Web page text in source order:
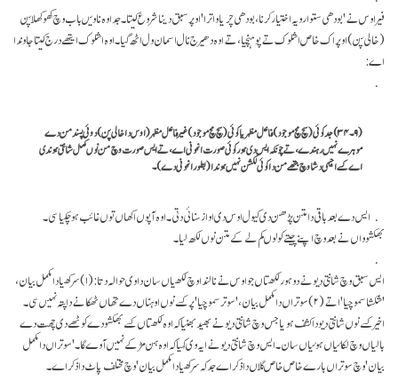
فیر اوس نے 'بودھی ستوا رویہ اختیار کرنا، بودھی چریاواترا' اوپر سبق دینا شروع کیتا۔ جد اوہ ناویں باب وچ کھوکھلا پن
(خالی پن) اوپر اک خاص اشلوک تے پوہنچیا، تے اوہ دھیرج نال اسمان ول اٹھ گیا۔ اوہ اشلوک ایتھے درج کیتا جاوندا
اے:
(۹۔۳۴) جد کوئی (سچ مچ موجود) فاعل مظہر یا کوئی (سچ مچ موجود) غیر فاعل مظہر (اوس دا خالی پن) دوئی پسند من دے
موہرے نہیں رہندے، تے چونکہ ایس دی ہور کوئی صورت انہونی اے، تے ایس صورت وچ من نوں مکمل شانتی ہوندی
اے کسے اجیہی دشا وچ جتھے من دا کوئی لکشن نہیں ہوندا (بطور انہونی دے)۔
ایس دے بعد باقی دا متن پڑھن دی کیول اوس دی اواز سنائی دتی۔ اوہ آپوں اکھاں توں غائب ہو چکیا سی۔
بھکشوواں نے بعد وچ اپنے چیتے کولوں کم لے کے متن نوں لکھ لیا۔
ایس سبق وچ شانتی دیو نے دو ہور لکھتاں جو اوس نے نالندا وچ لکھیاں سان دا وی حوالہ دتا: (۱)سرکھیا دا مکمل بیان،
'شکشا سموچیا' اتے (۲) سوتراں دا مکمل بیان، 'سوتر سموچیا' پر کسے نوں اوہناں دے تھاں ٹھکانے دا پتہ نہیں سی۔
اخیر کسے نوں شانتی دیو دا کشف ہویا جس وچ شانتی دیو نے بھید بھنیا کہ اوہ لکھتاں کسے بھکشو دے کوٹھے دی چھت دے
بالیاں وچ لکائیاں ہوئیاں سان۔ ایس وچ شانتی دیو نے ایہ وی کہیا کہ اوہ ہن مڑ کے نہیں آوے گا۔ 'سوتراں دا مکمل
بیان' وچ سوتراں بارے خاص خاص گلاں دا ذکر اے جد کہ سرکھیا دا مکمل بیان' وچ مختلف پاٹ دا ذکر اے۔